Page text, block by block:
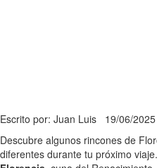
Escrito por: Juan Luis 19/06/2025
Descubre algunos rincones de
diferentes durante tu próximo viaje.